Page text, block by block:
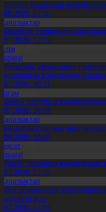
Қазақстан
17:30
теміржолшылар
17:15
ұрпақтары»
қорытынды
20:11
партиясы
20:08
отандық өнім
20:06
партиясы кандидаттар
17:00
облысының
бұзған
17:02